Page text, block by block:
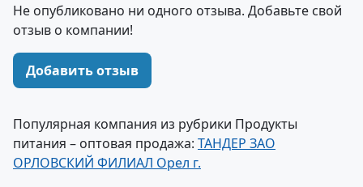
Не опубликовано ни одного отзыва. Добавьте свой
отзыв о компании!
Добавить отзыв
Популярная компания из рубрики Продукты
питания – оптовая продажа: ТАНДЕР ЗАО
ОРЛОВСКИЙ ФИЛИАЛ Орел г.